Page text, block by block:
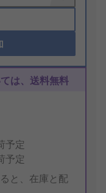
は、送料無料
予定
予定
と、在庫と配